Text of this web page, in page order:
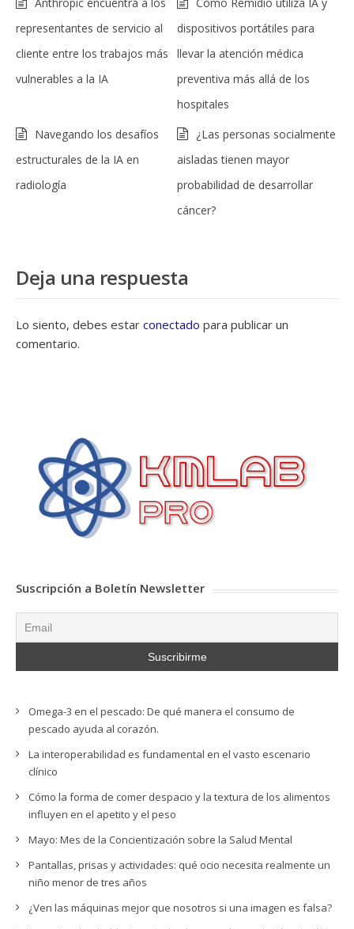
representantes de servicio al
cliente entre los trabajos más
vulnerables a la IA
dispositivos portátiles para
llevar la atención médica
preventiva más allá de los
hospitales
Navegando los desafíos
estructurales de la IA en
radiología
¿Las personas socialmente
aisladas tienen mayor
probabilidad de desarrollar
cáncer?
Deja una respuesta
Lo siento, debes estar conectado para publicar un
comentario.
Suscripción a Boletín Newsletter
Omega-3 en el pescado: De qué manera el consumo de
pescado ayuda al corazón.
La interoperabilidad es fundamental en el vasto escenario
clínico
Cómo la forma de comer despacio y la textura de los alimentos
influyen en el apetito y el peso
Mayo: Mes de la Concientización sobre la Salud Mental
Pantallas, prisas y actividades: qué ocio necesita realmente un
niño menor de tres años
¿Ven las máquinas mejor que nosotros si una imagen es falsa?